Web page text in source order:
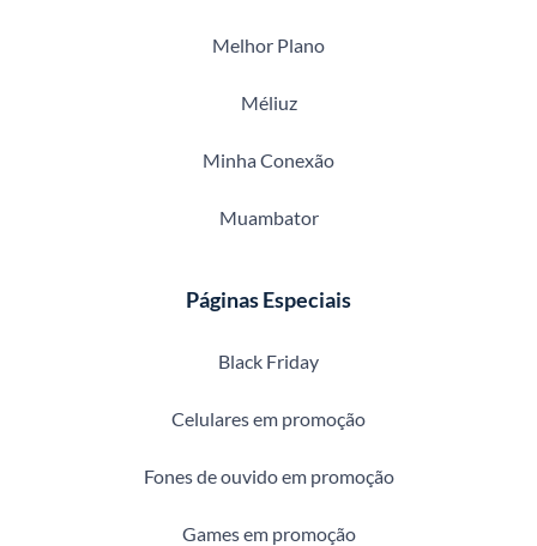
Melhor Plano
Méliuz
Minha Conexão
Muambator
Páginas Especiais
Black Friday
Celulares em promoção
Fones de ouvido em promoção
Games em promoção